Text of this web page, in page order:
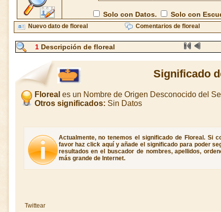
Solo con Datos. Solo con
Nuevo dato de floreal Comentarios de floreal
1 Descripción de floreal
Significado
Floreal es un Nombre de Origen Desconocido del
Otros significados: Sin Datos
Actualmente, no tenemos el significado de Floreal. Si
favor haz click aquí y añade el significado para poder
resultados en el buscador de nombres, apellidos,
más grande de Internet.
Twittear